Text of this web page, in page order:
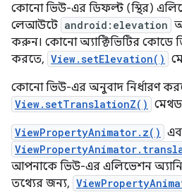
কোনো ভিউ-এর ডিফল্ট (স্থির)
লেআউটে android:elevation
করুন। কোনো অ্যাক্টিভিটির কোডে
করতে, View.setElevation()
কোনো ভিউ-এর অনুবাদ নির্ধারণ
View.setTranslationZ()
ViewPropertyAnimator.z()
আপনাকে ভিউ-এর এলিভেশন
তথ্যের জন্য,